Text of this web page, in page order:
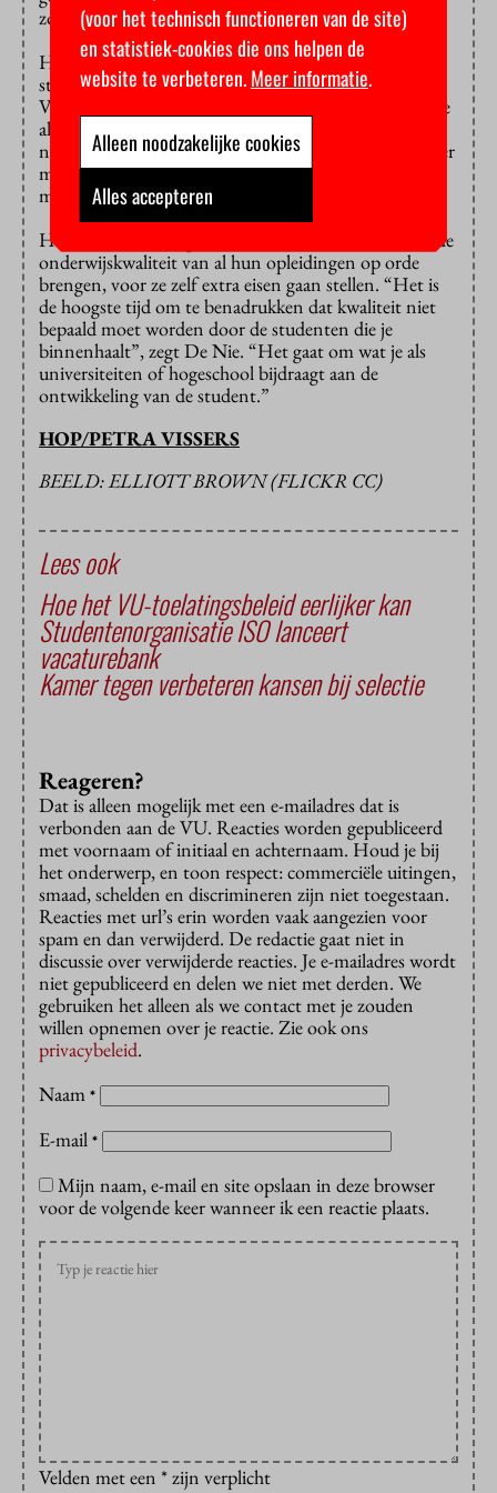
zoek.”
Het is nooit bewezen dat in een paar uur is vast te
stellen of iemand geschikt is voor een opleiding, zegt
Van Meenen. “Dat zou natuurlijk heel mooi zijn, als je
alles van tevoren zou kunnen voorspellen. Maar dat is
niet zo. Studenten mogen geen fouten meer maken, er
mag geen risico meer genomen worden. Daar maak ik
me echt zorgen over.”
Het ISO wil dat hogescholen en universiteiten eerst de
onderwijskwaliteit van al hun opleidingen op orde
brengen, voor ze zelf extra eisen gaan stellen. “Het is
de hoogste tijd om te benadrukken dat kwaliteit niet
bepaald moet worden door de studenten die je
binnenhaalt”, zegt De Nie. “Het gaat om wat je als
universiteiten of hogeschool bijdraagt aan de
ontwikkeling van de student.”
HOP/PETRA VISSERS
BEELD: ELLIOTT BROWN (FLICKR CC)
Lees ook
Hoe het VU-toelatingsbeleid eerlijker kan
Studentenorganisatie ISO lanceert
vacaturebank
Kamer tegen verbeteren kansen bij selectie
Reageren?
Dat is alleen mogelijk met een e-mailadres dat is
verbonden aan de VU. Reacties worden gepubliceerd
met voornaam of initiaal en achternaam. Houd je bij
het onderwerp, en toon respect: commerciële uitingen,
smaad, schelden en discrimineren zijn niet toegestaan.
Reacties met url’s erin worden vaak aangezien voor
spam en dan verwijderd. De redactie gaat niet in
discussie over verwijderde reacties. Je e-mailadres wordt
niet gepubliceerd en delen we niet met derden. We
gebruiken het alleen als we contact met je zouden
willen opnemen over je reactie. Zie ook ons
privacybeleid.
Naam *
E-mail *
Mijn naam, e-mail en site opslaan in deze browser
voor de volgende keer wanneer ik een reactie plaats.
Velden met een * zijn verplicht
(voor het technisch functioneren van de site)
en statistiek-cookies die ons helpen de
website te verbeteren.Meer informatie.
Alleen noodzakelijke cookies
Alles accepteren